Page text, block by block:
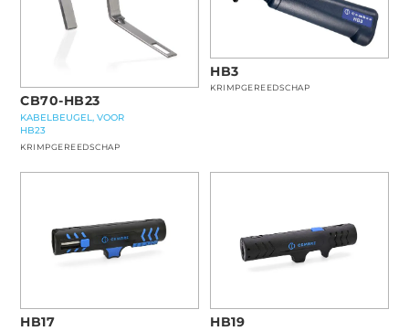
CB70-HB23
KABELBEUGEL, VOOR
HB23
KRIMPGEREEDSCHAP
HB3
KRIMPGEREEDSCHAP
HB17 HB19